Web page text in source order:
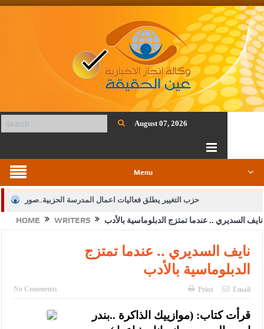
August 07, 2026
Menu
حزب التغيير يطلق فعاليات اعمال المدرسة الحزبية..صور
الجيش يفتح باب التجنيد لحملة البكالوريوس في الحقوق والقانون
بيان اجتماع عمّان:دعم الوصاية الهاشمية التاريخية على المقدسات
الإسلامية والمسيحية
الأمن يتلف 16 مليون حبة كبتاجون و1480 كغم مواد مخدرة
النواب يقر مشروع تعديل قانون الملكية العقارية
HOME WRITERS نايف السديري .. عندما تمتزج الدبلوماسية بالأدب
نايف السديري .. عندما تمتزج
الدبلوماسية بالأدب
No Comments Print Email
قرأت كتاب: (موازييك الذاكرة ..بندر